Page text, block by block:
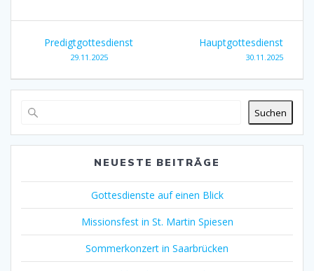
Beitragsnavigation
Predigtgottesdienst
29.11.2025
Hauptgottesdienst
30.11.2025
Suchen
NEUESTE BEITRÄGE
Gottesdienste auf einen Blick
Missionsfest in St. Martin Spiesen
Sommerkonzert in Saarbrücken